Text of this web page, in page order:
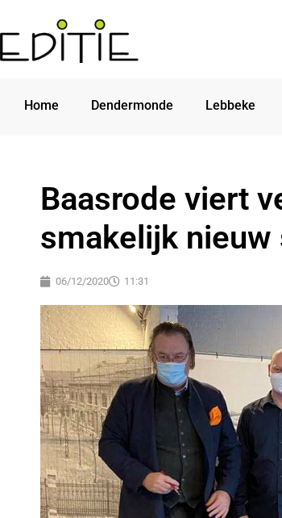
Home Dendermonde Lebbeke
Baasrode viert
smakelijk
06/12/2020 11:31